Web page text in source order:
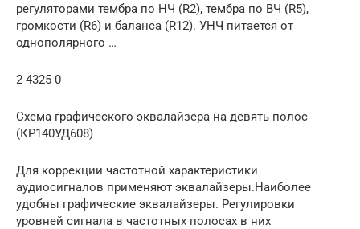
регуляторами тембра по НЧ (R2), тембра по ВЧ (R5),
громкости (R6) и баланса (R12). УНЧ питается от
однополярного …
2 4325 0
Схема графического эквалайзера на девять полос
(КР140УД608)
Для коррекции частотной характеристики
аудиосигналов применяют эквалайзеры.Наиболее
удобны графические эквалайзеры. Регулировки
уровней сигнала в частотных полосах в них